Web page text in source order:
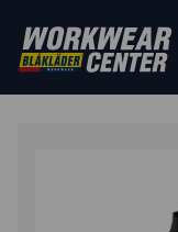
ETUSIVU/ALAOSAT